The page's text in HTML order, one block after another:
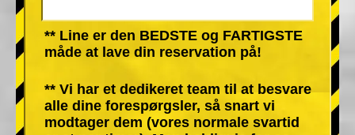
** Line er den BEDSTE og FARTIGSTE
måde at lave din reservation på!
** Vi har et dedikeret team til at besvare
alle dine forespørgsler, så snart vi
modtager dem (vores normale svartid